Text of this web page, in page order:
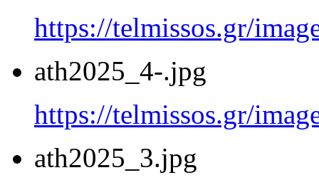
https://telmissos.gr/
ath2025_4-.jpg
https://telmissos.gr/
ath2025_3.jpg